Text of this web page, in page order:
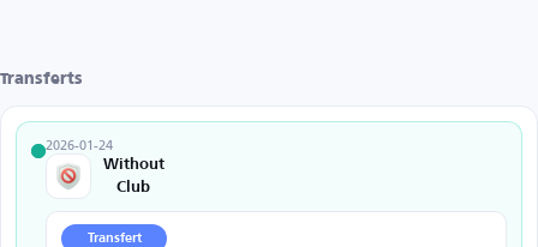
Transferts
2026-01-24
Without
Club
Transfert